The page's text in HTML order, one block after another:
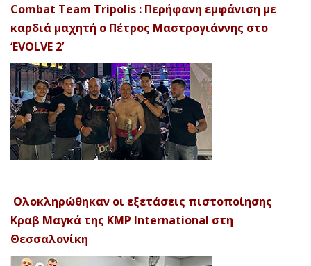
Combat Team Tripolis : Περήφανη εμφάνιση με
καρδιά μαχητή ο Πέτρος Μαστρογιάννης στο
‘EVOLVE 2’
Ολοκληρώθηκαν οι εξετάσεις πιστοποίησης
Κραβ Μαγκά της KMP International στη
Θεσσαλονίκη